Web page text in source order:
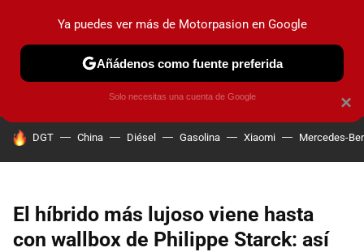
PRUEBAS COCHES ELÉCTRICOS OBSERVATORIO
HOY SE HABLA DE
DGT China Diésel Gasolina Xiaomi Mercedes-
El híbrido más lujoso viene hasta
con wallbox de Philippe Starck: así
×
Ya puedes ver más de Motorpasion en Google
Añádenos como fuente preferida
Solo necesitas una cuenta de Google